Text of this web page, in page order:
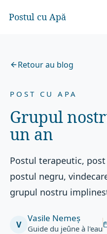
Postul cu Apă
Retour au blog
POST CU APA
Grupul
un an
Postul terapeutic,
postul negru,
grupul nostru
V
Vasile Nemeș
Guide du jeûne à l'eau